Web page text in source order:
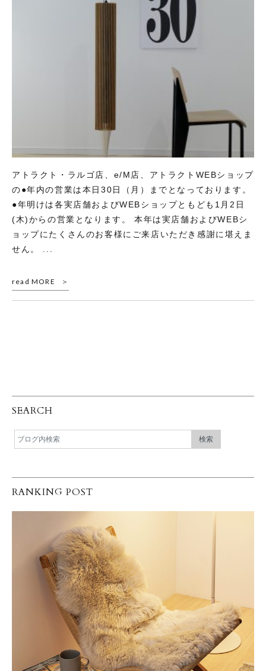
アトラクト・ラルゴ店、e/M店、アトラクトWEBショップ
の●年内の営業は本日30日（月）までとなっております。
●年明けは各実店舗およびWEBショップともども1月2日
(木)からの営業となります。 本年は実店舗およびWEBシ
ョップにたくさんのお客様にご来店いただき感謝に堪えま
せん。 ...
read MORE
SEARCH
RANKING POST